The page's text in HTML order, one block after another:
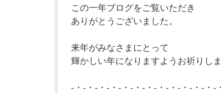
この一年ブログをご覧いただき
ありがとうございました。
来年がみなさまにとって
輝かしい年になりますようお祈りし
-・-・-・-・-・-・-・-・-・-・-・-・-